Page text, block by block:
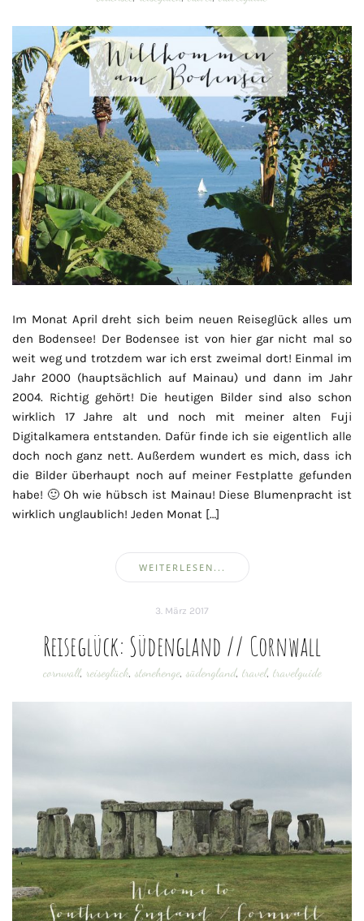
Im Monat April dreht sich beim neuen Reiseglück alles um
den Bodensee! Der Bodensee ist von hier gar nicht mal so
weit weg und trotzdem war ich erst zweimal dort! Einmal im
Jahr 2000 (hauptsächlich auf Mainau) und dann im Jahr
2004. Richtig gehört! Die heutigen Bilder sind also schon
wirklich 17 Jahre alt und noch mit meiner alten Fuji
Digitalkamera entstanden. Dafür finde ich sie eigentlich alle
doch noch ganz nett. Außerdem wundert es mich, dass ich
die Bilder überhaupt noch auf meiner Festplatte gefunden
habe! 🙂 Oh wie hübsch ist Mainau! Diese Blumenpracht ist
wirklich unglaublich! Jeden Monat […]
WEITERLESEN...
3. März 2017
Reiseglück: Südengland // Cornwall
cornwall, reiseglück, stonehenge, südengland, travel, travelguide